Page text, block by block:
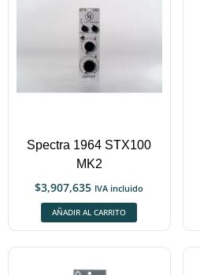
Spectra 1964 STX100
MK2
$3,907,635 IVA incluido
AÑADIR AL CARRITO